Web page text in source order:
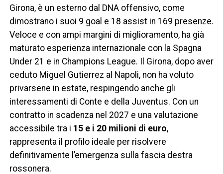
Girona, è un esterno dal DNA offensivo, come
dimostrano i suoi 9 goal e 18 assist in 169 presenze.
Veloce e con ampi margini di miglioramento, ha già
maturato esperienza internazionale con la Spagna
Under 21 e in Champions League. Il Girona, dopo aver
ceduto Miguel Gutierrez al Napoli, non ha voluto
privarsene in estate, respingendo anche gli
interessamenti di Conte e della Juventus. Con un
contratto in scadenza nel 2027 e una valutazione
accessibile tra i 15 e i 20 milioni di euro,
rappresenta il profilo ideale per risolvere
definitivamente l’emergenza sulla fascia destra
rossonera.